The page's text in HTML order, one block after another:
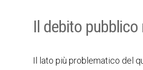
Il debito
Il lato più problematico del